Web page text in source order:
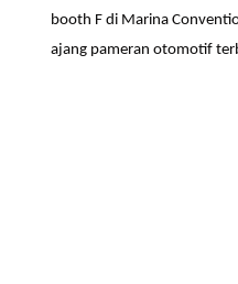
booth F di Marina
ajang pameran otomotif